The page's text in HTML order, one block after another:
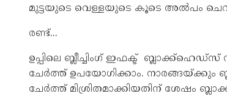
മുട്ടയുടെ വെള്ളയുടെ കൂടെ അല്‍പം
രണ്ട്...
ഉപ്പിലെ ബ്ലീച്ചിംഗ് ഇഫക്ട്
ചേര്‍ത്ത് ഉപയോഗിക്കാം. നാരങ്ങയ്ക്കും
ചേര്‍ത്ത് മിശ്രിതമാക്കിയതിന് ശേഷം